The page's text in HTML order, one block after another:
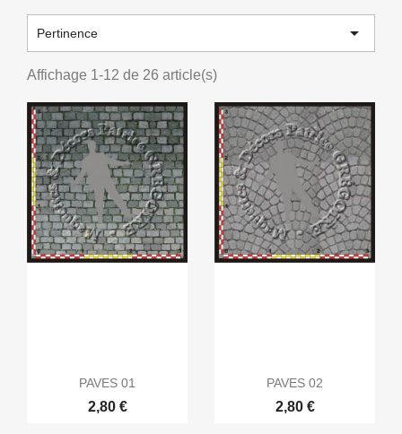
Pertinence 
Affichage 1-12 de 26 article(s)
PAVES 01
2,80 €
PAVES 02
2,80 €